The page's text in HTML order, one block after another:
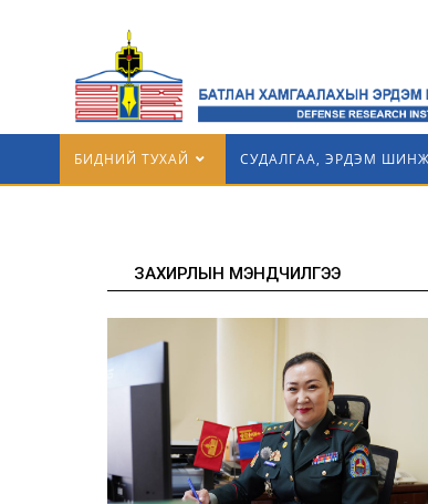
БИДНИЙ ТУХАЙ СУДАЛГАА, ЭРДЭМ
ЗАХИРЛЫН МЭНДЧИЛГЭЭ